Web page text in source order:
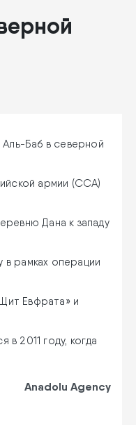
Баб в северной
армии (ССА)
Дана к западу
в рамках операции
Евфрата» и
2011 году, когда
Anadolu Agency